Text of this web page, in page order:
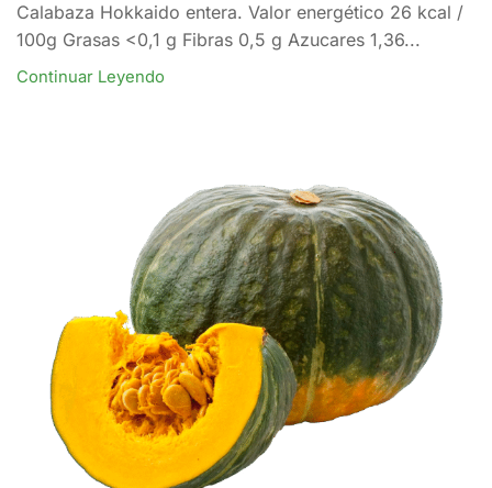
Calabaza Hokkaido entera. Valor energético 26 kcal /
100g Grasas <0,1 g Fibras 0,5 g Azucares 1,36...
Continuar Leyendo